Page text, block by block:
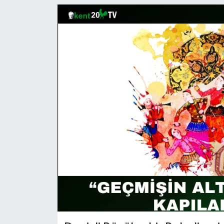
RESMİ İLAN